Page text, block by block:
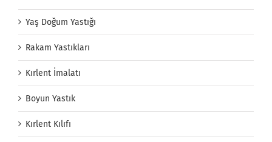
Yaş Doğum Yastığı
Rakam Yastıkları
Kırlent İmalatı
Boyun Yastık
Kırlent Kılıfı